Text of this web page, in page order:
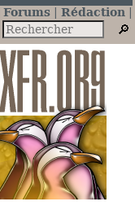
Forums
Rédaction